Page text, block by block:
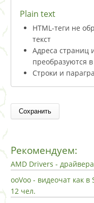
Plain text
HTML-теги не
текст
Адреса страниц
преобразуются
Строки и
Рекомендуем:
AMD Drivers -
ooVoo - видеочат как
12 чел.